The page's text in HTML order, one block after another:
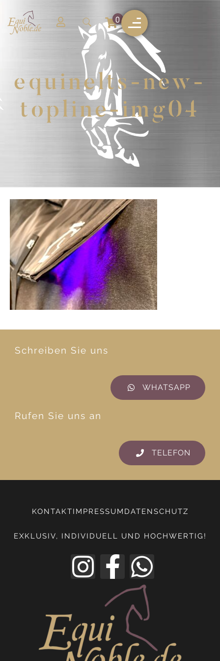
0
equinelts-new-
topline-img04
Schreiben Sie uns
WHATSAPP
Rufen Sie uns an
TELEFON
KONTAKT IMPRESSUM DATENSCHUTZ
EXKLUSIV, INDIVIDUELL UND HOCHWERTIG!